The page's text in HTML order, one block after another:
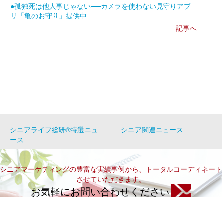
●孤独死は他人事じゃない──カメラを使わない見守りアプ
リ「亀のお守り」提供中
記事へ
シニアライフ総研®特選ニュ
ース
シニア関連ニュース
シニアマーケティングの豊富な実績事例から、トータルコーディネート
させていただきます。
お気軽にお問い合わせください